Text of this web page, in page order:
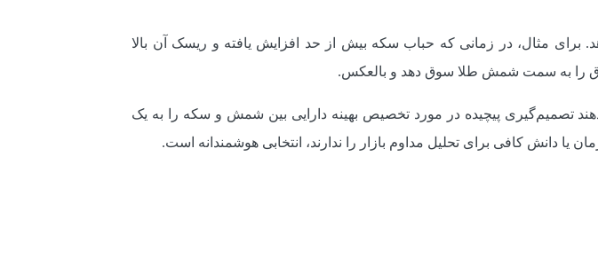
برای مثال، در زمانی که حباب سکه بیش از حد افزایش یافته و ریسک آن بالا
را به سمت شمش طلا سوق دهد و بالعکس.
تصمیم‌گیری پیچیده در مورد تخصیص بهینه دارایی بین شمش و سکه را به یک
دانش کافی برای تحلیل مداوم بازار را ندارند، انتخابی هوشمندانه است.